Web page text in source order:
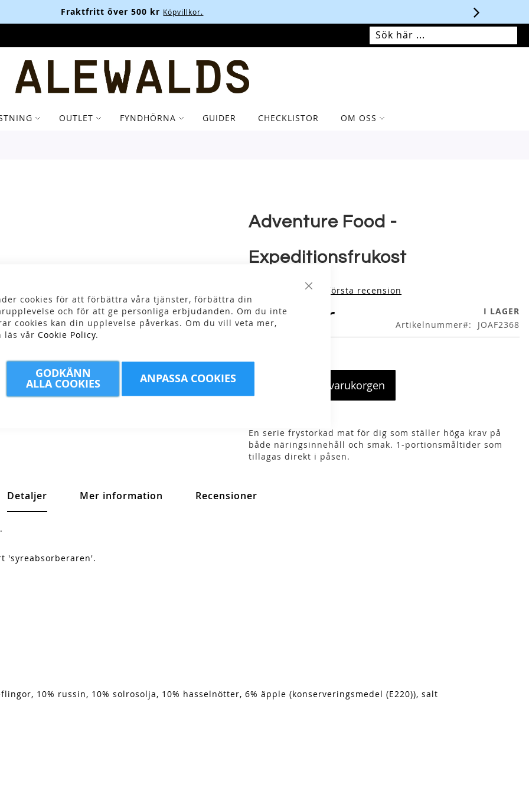
Stäng
cookies för att förbättra våra tjänster, förbättra din
och för att ge personliga erbjudanden. Om du inte
cookies kan din upplevelse påverkas. Om du vill veta mer,
läs vår Cookie Policy.
GODKÄNN
ALLA COOKIES ANPASSA COOKIES
Fraktfritt över 500 kr Köpvillkor.
SÖK SÖK
MIN VARUKORG
OUTLET FYNDHÖRNA GUIDER CHECKLISTOR OM OSS
Adventure Food -
Expeditionsfrukost
Skriv produktens första recension
74,00 kr
I LAGER
Artikelnummer
JOAF2368
Lägg i varukorgen
En serie frystorkad mat för dig som ställer höga krav på
både näringsinnehåll och smak. 1-portionsmåltider som
tillagas direkt i påsen.
Detaljer
'syreabsorberaren'.
10% russin, 10% solrosolja, 10% hasselnötter, 6% äpple (konserveringsmedel (E220)), salt
Mer information Recensioner